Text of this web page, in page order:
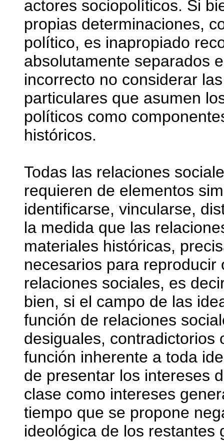
actores sociopolíticos. Si
propias determinaciones,
político, es inapropiado
absolutamente separados
incorrecto no considerar
particulares que asumen
políticos como
históricos.
Todas las relaciones
requieren de elementos
identificarse, vincularse,
la medida que las
materiales históricas,
necesarios para
relaciones sociales, es
bien, si el campo de las
función de relaciones
desiguales, contradictorios
función inherente a toda
de presentar los intereses
clase como intereses
tiempo que se propone
ideológica de los restantes